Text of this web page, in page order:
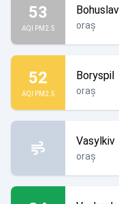
53
AQI PM2.5
Bohuslav
oraș
52
AQI PM2.5
Boryspil
oraș
Vasylkiv
oraș